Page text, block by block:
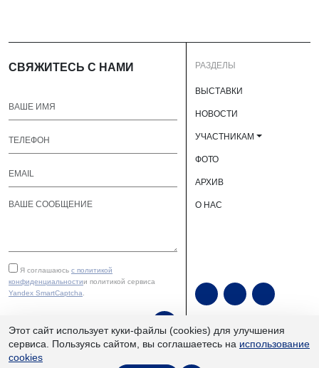
СВЯЖИТЕСЬ С НАМИ
Я соглашаюсь с политикой
конфиденциальностии политикой сервиса
Yandex SmartCaptcha
РАЗДЕЛЫ
ВЫСТАВКИ
НОВОСТИ
УЧАСТНИКАМ
ФОТО
АРХИВ
О НАС
Этот сайт использует куки-файлы (cookies) для улучшения
сервиса. Пользуясь сайтом, вы соглашаетесь на использование
cookies